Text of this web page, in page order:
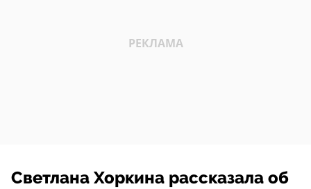
Светлана Хоркина рассказала об